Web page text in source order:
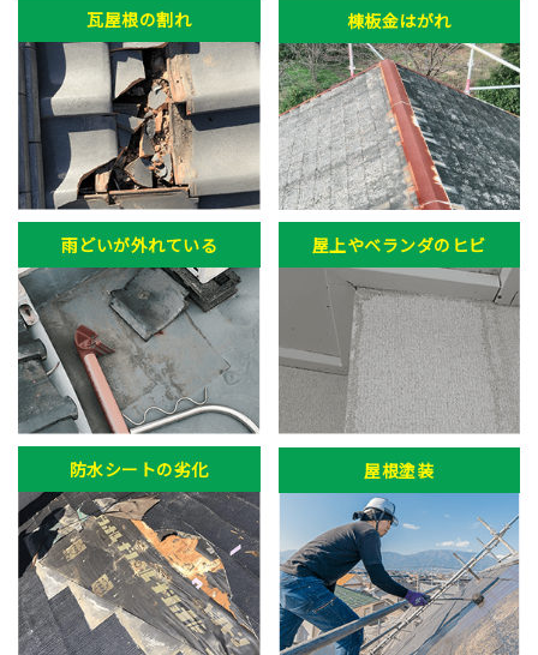
瓦屋根の割れ 棟板金はがれ
雨どいが外れている 屋上やベランダのヒビ
防水シートの劣化 屋根塗装